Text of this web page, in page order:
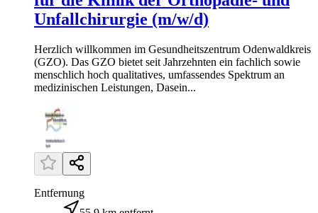
Unfallchirurgie (m/w/d)
Herzlich willkommen im Gesundheitszentrum Odenwaldkreis
(GZO). Das GZO bietet seit Jahrzehnten ein fachlich sowie
menschlich hoch qualitatives, umfassendes Spektrum an
medizinischen Leistungen, Dasein...
Entfernung